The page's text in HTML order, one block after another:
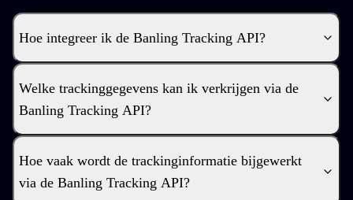
Hoe integreer ik de Banling Tracking API?
Welke trackinggegevens kan ik verkrijgen via de
Banling Tracking API?
Hoe vaak wordt de trackinginformatie bijgewerkt
via de Banling Tracking API?